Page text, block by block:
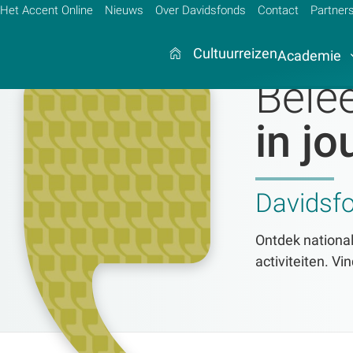
Het Accent Online Nieuws Over Davidsfonds Contact Partners
CultuurreizenAcademie
in
Ontdek
activiteiten.
Zoeken